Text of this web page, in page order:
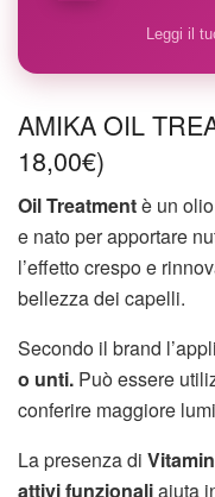
Leggi il
AMIKA OIL
18,00€)
Oil Treatmentè un
e nato per apportare
l’effetto crespo e
bellezza dei capelli.
Secondo il brand
o unti. Può essere
conferire maggiore
La presenza di
attivi funzionaliaiuta